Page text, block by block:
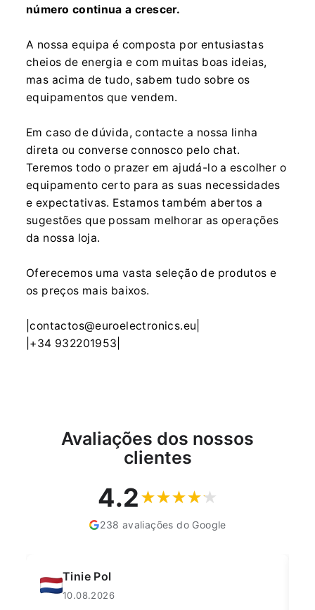
número continua a crescer.
A nossa equipa é composta por entusiastas
cheios de energia e com muitas boas ideias,
mas acima de tudo, sabem tudo sobre os
equipamentos que vendem.
Em caso de dúvida, contacte a nossa linha
direta ou converse connosco pelo chat.
Teremos todo o prazer em ajudá-lo a escolher o
equipamento certo para as suas necessidades
e expectativas. Estamos também abertos a
sugestões que possam melhorar as operações
da nossa loja.
Oferecemos uma vasta seleção de produtos e
os preços mais baixos.
|contactos@euroelectronics.eu|
|+34 932201953|
Avaliações dos nossos
clientes
4.2
238 avaliações do Google
András Futó
09.08.2026